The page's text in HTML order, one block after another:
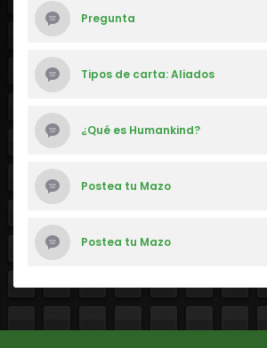
Pregunta
Tipos de carta: Aliados
¿Qué es Humankind?
Postea tu Mazo
Postea tu Mazo